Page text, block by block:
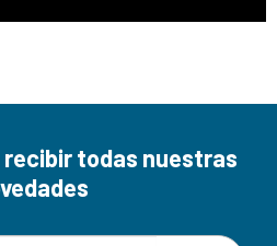
todas nuestras